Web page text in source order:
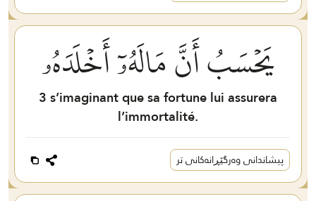
يَحۡسَبُ أَنَّ مَالَهُۥٓ أَخۡلَدَهُۥ
3s’imaginant que sa fortune lui assurera
l’immortalité.
پیشاندانی وەرگێڕانەکانی تر